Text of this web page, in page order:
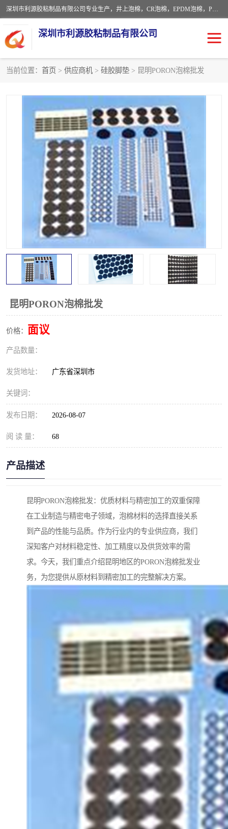
深圳市利源胶粘制品有限公司专业生产，井上泡棉，CR泡棉，EPDM泡棉，PORON泡棉厚度剖切，公差正负0.1mm，硅胶条，脚垫，异形一次成型，雕刻EVA海绵；包装材料:精密仪器、医疗器具、运输时缓冲、防震材料。建筑:住房装潢材料、房屋门窗密封；轻便、强韧性：轻便并且具有较强的韧性，良好的耐油性与耐溶剂性。隔热性：导热性低具有优越的保温性，具有的回弹性。
深圳市利源胶粘制品有限公司
当前位置： 首页 > 供应商机 > 硅胶脚垫 > 昆明PORON泡棉批发
昆明PORON泡棉批发
价格： 面议
产品数量：
发货地址： 广东省深圳市
关键词：
发布日期： 2026-08-07
阅 读 量： 68
产品描述
昆明PORON泡棉批发：优质材料与精密加工的双重保障
在工业制造与精密电子领域，泡棉材料的选择直接关系
到产品的性能与品质。作为行业内的专业供应商，我们
深知客户对材料稳定性、加工精度以及供货效率的需
求。今天，我们重点介绍昆明地区的PORON泡棉批发业
务，为您提供从原材料到精密加工的完整解决方案。
PORON泡棉 防火海绵
EVA珍珠棉异形 硅胶脚垫
佛橡胶泡棉